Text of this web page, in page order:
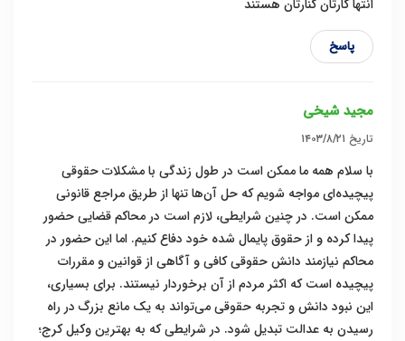
انتها کارتان کنارتان هستند
پاسخ
مجید شیخی
تاریخ ۱۴۰۳/۸/۲۱
با سلام همه ما ممکن است در طول زندگی با مشکلات حقوقی
پیچیده‌ای مواجه شویم که حل آن‌ها تنها از طریق مراجع قانونی
ممکن است. در چنین شرایطی، لازم است در محاکم قضایی حضور
پیدا کرده و از حقوق پایمال شده خود دفاع کنیم. اما این حضور در
محاکم نیازمند دانش حقوقی کافی و آگاهی از قوانین و مقررات
پیچیده است که اکثر مردم از آن برخوردار نیستند. برای بسیاری،
این نبود دانش و تجربه حقوقی می‌تواند به یک مانع بزرگ در راه
رسیدن به عدالت تبدیل شود. در شرایطی که به بهترین وکیل کرج؛